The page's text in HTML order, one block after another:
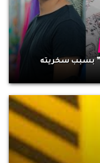
بسبب سخريته